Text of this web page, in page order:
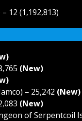
12 (1,192,813)
(New)
– 25,242 (New)
(New)
of Serpentcoil